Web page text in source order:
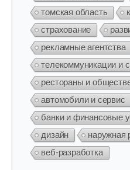
томская область
страхование
рекламные агентства
телекоммуникации и
рестораны и
автомобили и сервис
банки и финансовые
дизайн
наружная
веб-разработка